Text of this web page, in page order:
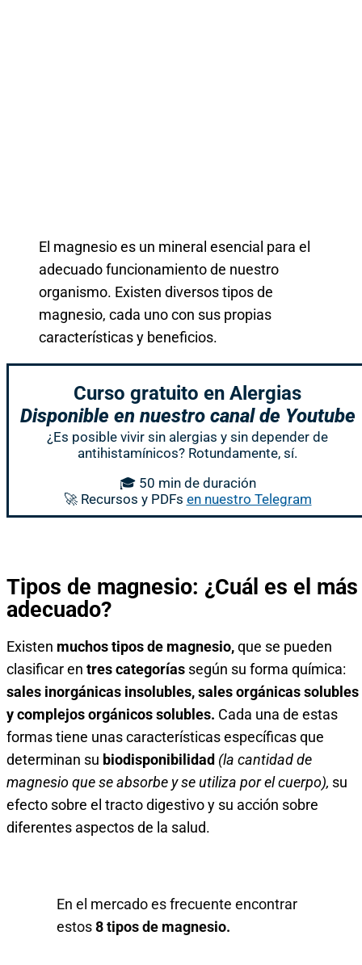
El magnesio es un mineral esencial para el
adecuado funcionamiento de nuestro
organismo. Existen diversos tipos de
magnesio, cada uno con sus propias
características y beneficios.
Curso gratuito en Alergias
Disponible en nuestro canal de Youtube
¿Es posible vivir sin alergias y sin depender de
antihistamínicos? Rotundamente, sí.
🎓 50 min de duración
🚀 Recursos y PDFs en nuestro Telegram
Tipos de magnesio: ¿Cuál es el más
adecuado?
Existen muchos tipos de magnesio,que se pueden
clasificar en tres categorías según su forma química:
sales inorgánicas insolubles, sales orgánicas solubles
y complejos orgánicos solubles. Cada una de estas
formas tiene unas características específicas que
determinan su biodisponibilidad (la cantidad de
magnesio que se absorbe y se utiliza por el cuerpo), su
efecto sobre el tracto digestivo y su acción sobre
diferentes aspectos de la salud.
En el mercado es frecuente encontrar
estos8 tipos de magnesio.